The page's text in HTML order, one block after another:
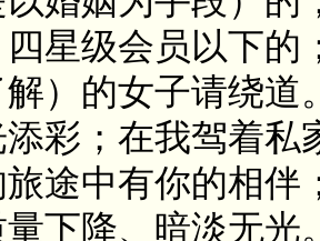
星级会员以下的
）的女子请绕道
添彩；在我驾着
途中有你的相伴
下降、暗淡无